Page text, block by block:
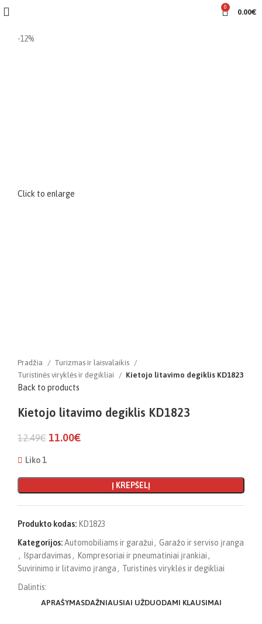
0
0.00€
-12%
Click to enlarge
Pradžia
Turizmas ir laisvalaikis
Turistinės viryklės ir degikliai
Kietojo litavimo degiklis KD1823
Back to products
Kietojo litavimo degiklis KD1823
12.49€ 11.00€
Liko 1
Į KREPŠELĮ
Produkto kodas: KD1823
Kategorijos:Automobiliams ir garažui, Garažo ir serviso įranga
,
Išpardavimas, Kompresoriai ir pneumatiniai įrankiai,
Suvirinimo ir litavimo įranga, Turistinės viryklės ir degikliai
Dalintis:
APRAŠYMASDAŽNIAUSIAI UŽDUODAMI KLAUSIMAI